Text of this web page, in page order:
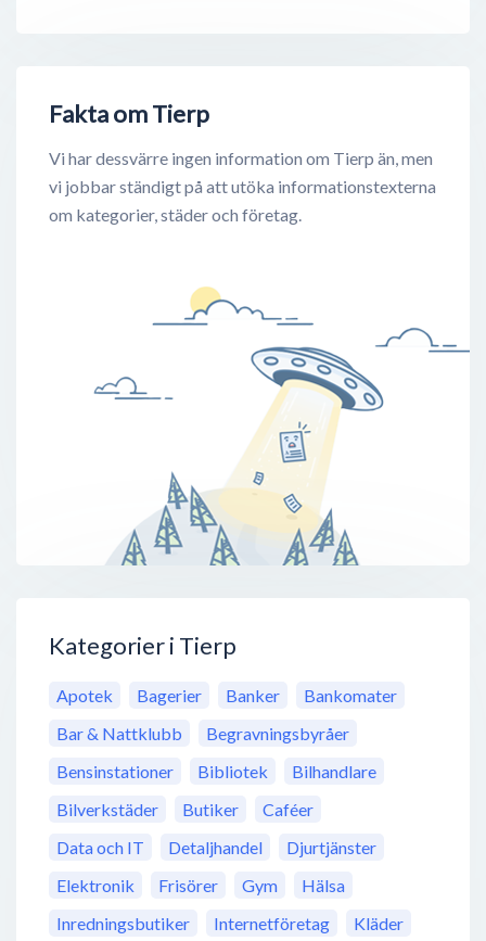
Fakta om Tierp
Vi har dessvärre ingen information om Tierp än, men
vi jobbar ständigt på att utöka informationstexterna
om kategorier, städer och företag.
Kategorier i Tierp
Apotek Bagerier Banker
Bankomater
Bar & Nattklubb
Begravningsbyråer
Bensinstationer
Bibliotek
Bilhandlare
Bilverkstäder
Butiker
Caféer
Data och IT
Detaljhandel
Djurtjänster
Elektronik
Frisörer Gym
Hälsa
Inredningsbutiker
Internetföretag
Kläder